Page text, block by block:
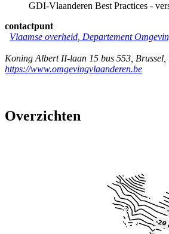
GDI-Vlaanderen Best Practices -
contactpunt
Vlaamse overheid, Departement
Koning Albert II-laan 15 bus 553 Brussel
https://www.omgevingvlaanderen.be
Overzichten